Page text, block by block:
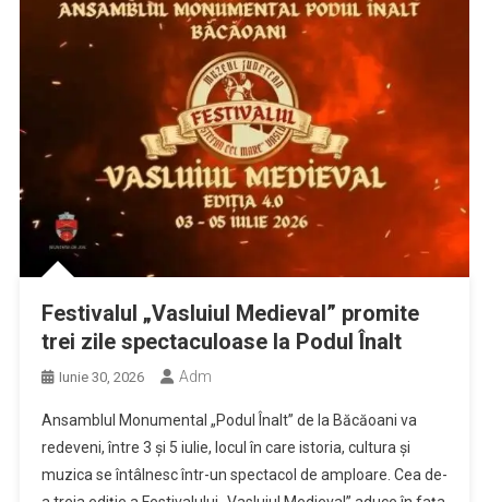
Festivalul „Vasluiul Medieval” promite
trei zile spectaculoase la Podul Înalt
Iunie 30, 2026 Adm
Ansamblul Monumental „Podul Înalt” de la Băcăoani va
redeveni, între 3 și 5 iulie, locul în care istoria, cultura și
muzica se întâlnesc într-un spectacol de amploare. Cea de-